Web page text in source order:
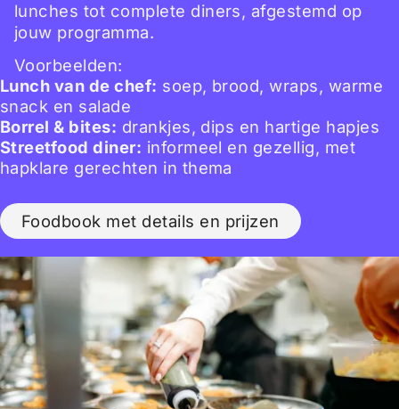
lunches tot complete diners, afgestemd op
jouw programma.
Voorbeelden:
Lunch van de chef: soep, brood, wraps, warme
snack en salade
Borrel & bites: drankjes, dips en hartige hapjes
Streetfood diner: informeel en gezellig, met
hapklare gerechten in thema
Foodbook met details en prijzen